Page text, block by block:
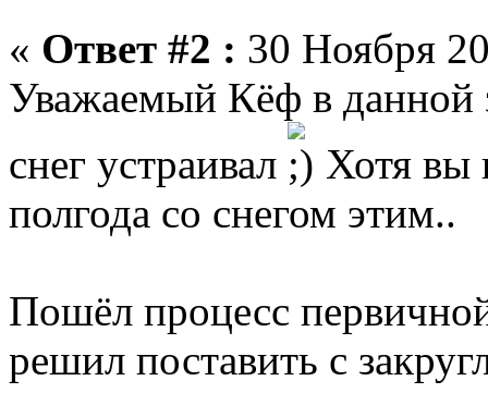
« Ответ #2 : 30 Ноября
Уважаемый Кёф в данной
снег устраивал
Хотя вы
полгода со снегом этим..
Пошёл процесс
решил поставить с